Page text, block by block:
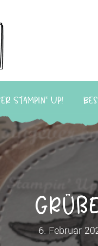
Stampin‘ Up!
6. Februar